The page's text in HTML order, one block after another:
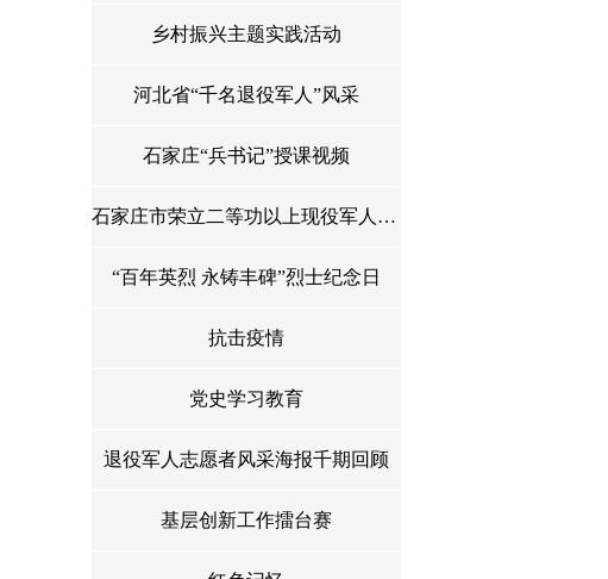
乡村振兴主题实践活动
河北省“千名退役军人”风采
石家庄“兵书记”授课视频
石家庄市荣立二等功以上现役军人光荣榜
“百年英烈 永铸丰碑”烈士纪念日
抗击疫情
党史学习教育
退役军人志愿者风采海报千期回顾
基层创新工作擂台赛